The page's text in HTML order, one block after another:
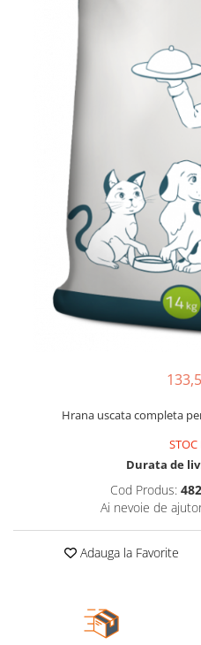
Hrana uscata completa
STOC
Durata de
Cod Produs:
Ai nevoie de
Adauga la Favorite